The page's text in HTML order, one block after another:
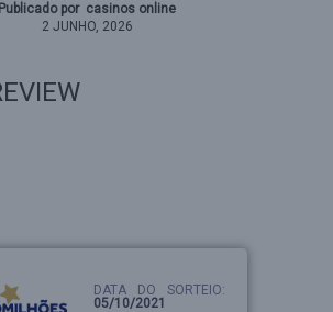
Publicado por casinos online
2 JUNHO, 2026
DATA DO SORTEIO:
05/10/2021